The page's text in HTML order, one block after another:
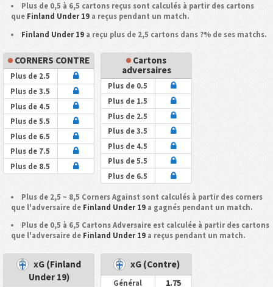
Plus de 0,5 à 6,5 cartons reçus sont calculés à partir des cartons
que Finland Under 19a reçus pendant un match.
Finland Under 19 a reçu plus de 2,5 cartons dans ?% de ses matchs.
CORNERS CONTRE
Plus de 2.5
Plus de 3.5
Plus de 4.5
Plus de 5.5
Plus de 6.5
Plus de 7.5
Plus de 8.5
Cartons
adversaires
Plus de 0.5
Plus de 1.5
Plus de 2.5
Plus de 3.5
Plus de 4.5
Plus de 5.5
Plus de 6.5
Plus de 2,5 ~ 8,5 Corners Against sont calculés à partir des corners
que l'adversaire de Finland Under 19a gagnés pendant un match.
Plus de 0,5 à 6,5 Cartons Adversaire est calculée à partir des cartons
que l'adversaire de Finland Under 19a reçus pendant un match.
xG (Finland
Under 19)
xG (Contre)
Général 1.75